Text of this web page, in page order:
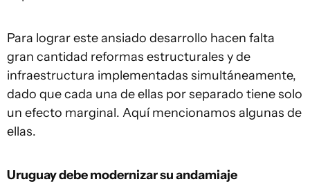
Para lograr este ansiado desarrollo hacen falta
gran cantidad reformas estructurales y de
infraestructura implementadas simultáneamente,
dado que cada una de ellas por separado tiene solo
un efecto marginal. Aquí mencionamos algunas de
ellas.
Uruguay debe modernizar su andamiaje